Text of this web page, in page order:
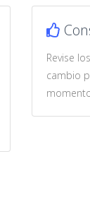
Revise
cambio